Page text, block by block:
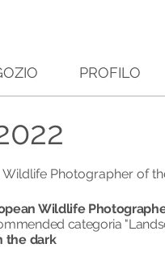
PROFILO
Photographer of
Wildlife
categoria
the dark